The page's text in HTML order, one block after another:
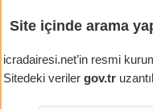
Site içinde arama
icradairesi.net’in resmi
Sitedeki verilergov.tr